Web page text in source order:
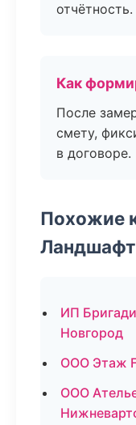
отчётность.
Как
После
смету,
в договоре.
Похожие
Ландшафт
ИП
Новгород
ООО Этаж
ООО